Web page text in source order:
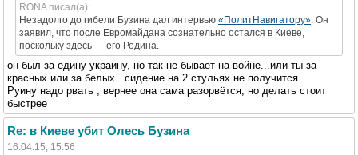
RONA писал(а):
Незадолго до гибели Бузина дал интервью «ПолитНавигатору» . Он
заявил, что после Евромайдана сознательно остался в Киеве,
поскольку здесь — его Родина.
он был за едину украину, но так не бывает на войне...или ты за
красных или за белых...сидение на 2 стульях не получится..
Руину надо рвать , вернее она сама разорвётся, но делать стоит
быстрее
Re: в Киеве убит Олесь Бузина
16.04.15, 15:56